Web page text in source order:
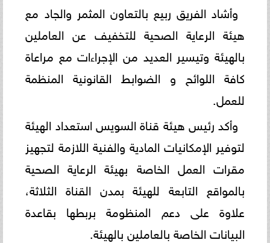
وأشاد الفريق ربيع بالتعاون المثمر والجاد مع
هيئة الرعاية الصحية للتخفيف عن العاملين
بالهيئة وتيسير العديد من الإجراءات مع مراعاة
كافة اللوائح و الضوابط القانونية المنظمة
للعمل.
وأكد رئيس هيئة قناة السويس استعداد الهيئة
لتوفير الإمكانيات المادية والفنية اللازمة لتجهيز
مقرات العمل الخاصة بهيئة الرعاية الصحية
بالمواقع التابعة للهيئة بمدن القناة الثلاثة،
علاوة على دعم المنظومة بربطها بقاعدة
البيانات الخاصة بالعاملين بالهيئة.